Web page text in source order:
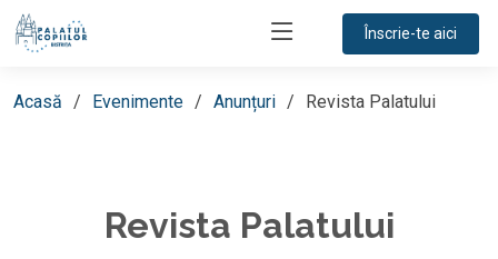
Înscrie-te aici
Acasă Evenimente Anunțuri Revista Palatului
Revista Palatului